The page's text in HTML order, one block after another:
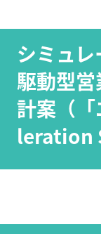
シミュ
駆動型
計案（
leration